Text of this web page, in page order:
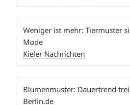
Weniger ist mehr: Tiermuster
Mode
Kieler Nachrichten
Blumenmuster: Dauertrend
Berlin.de